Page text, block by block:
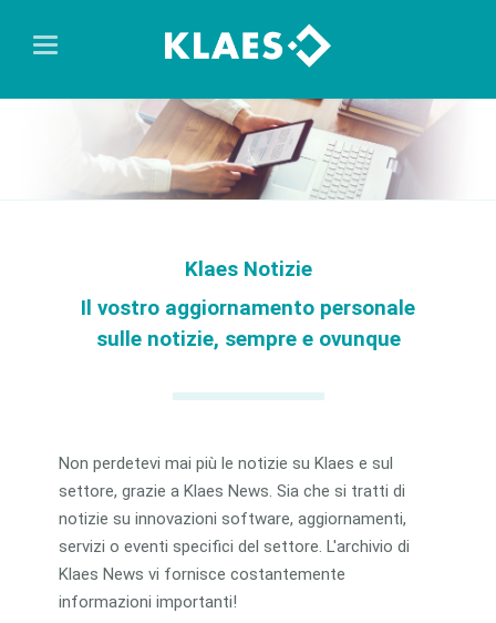
Klaes Notizie
Il vostro aggiornamento personale
sulle notizie, sempre e ovunque
Non perdetevi mai più le notizie su Klaes e sul
settore, grazie a Klaes News. Sia che si tratti di
notizie su innovazioni software, aggiornamenti,
servizi o eventi specifici del settore. L'archivio di
Klaes News vi fornisce costantemente
informazioni importanti!